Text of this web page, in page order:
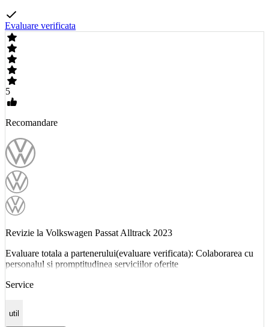
Evaluare verificata
5
Recomandare
Revizie la Volkswagen Passat Alltrack 2023
Evaluare totala a partenerului(evaluare verificata): Colaborarea cu
personalul si promptitudinea serviciilor oferite
Service
util